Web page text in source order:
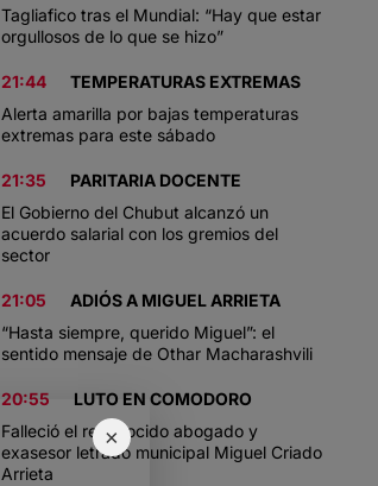
×
Tagliafico tras el Mundial: “Hay que estar
orgullosos de lo que se hizo”
21:44
TEMPERATURAS EXTREMAS
Alerta amarilla por bajas temperaturas
extremas para este sábado
21:35
PARITARIA DOCENTE
El Gobierno del Chubut alcanzó un
acuerdo salarial con los gremios del
sector
21:05
ADIÓS A MIGUEL ARRIETA
“Hasta siempre, querido Miguel”: el
sentido mensaje de Othar Macharashvili
20:55
LUTO EN COMODORO
Falleció el reconocido abogado y
exasesor letrado municipal Miguel Criado
Arrieta